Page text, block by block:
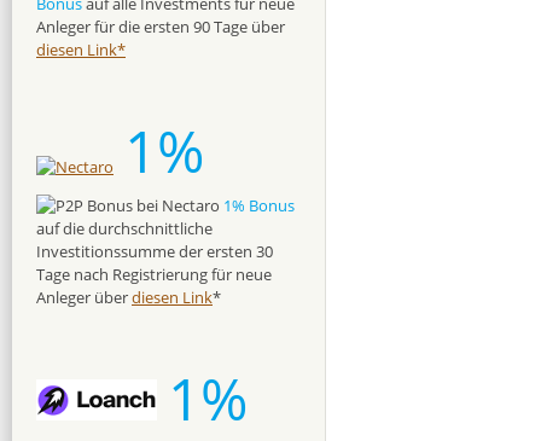
Anleger für die ersten 90 Tage über
diesen Link*
1%
1% Bonus
auf die durchschnittliche
Investitionssumme der ersten 30
Tage nach Registrierung für neue
Anleger überdiesen Link*
1%